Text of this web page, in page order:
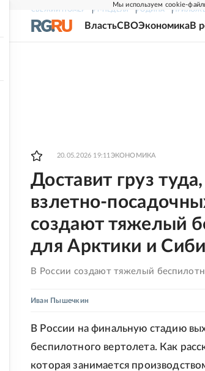
Мы используем cookie-
СВЕЖИЙ НОМЕР РГ-НЕДЕЛЯ РОДИНА
ВластьСВОЭкономикаВ
20.05.2026 19:11 ЭКОНОМИКА
Доставит груз
взлетно-
создают тяжелый
для Арктики и
В России создают тяжелый
Иван Пышечкин
В России на финальную стадию
беспилотного вертолета. Как
которая занимается